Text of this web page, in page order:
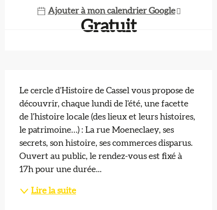
Ajouter à mon calendrier Google
Gratuit
Le cercle d'Histoire de Cassel vous propose de
découvrir, chaque lundi de l'été, une facette
de l'histoire locale (des lieux et leurs histoires,
le patrimoine…) : La rue Moeneclaey, ses
secrets, son histoire, ses commerces disparus.
Ouvert au public, le rendez-vous est fixé à
17h pour une durée...
Lire la suite